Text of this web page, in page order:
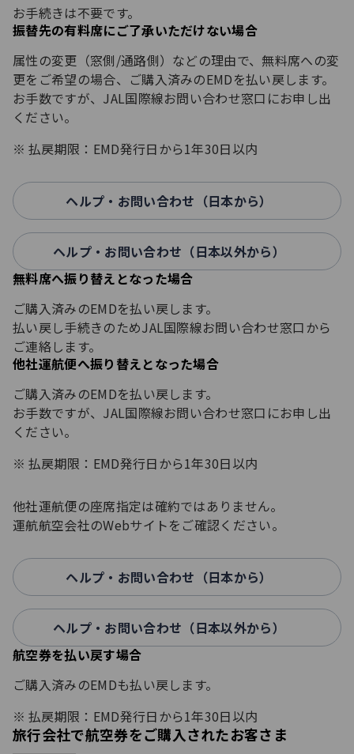
お手続きは不要です。
振替先の有料席にご了承いただけない場合
属性の変更（窓側/通路側）などの理由で、無料席への変
更をご希望の場合、ご購入済みのEMDを払い戻します。
お手数ですが、JAL国際線お問い合わせ窓口にお申し出
ください。
払戻期限：EMD発行日から1年30日以内
ヘルプ・お問い合わせ（日本から）
ヘルプ・お問い合わせ（日本以外から）
無料席へ振り替えとなった場合
ご購入済みのEMDを払い戻します。
払い戻し手続きのためJAL国際線お問い合わせ窓口から
ご連絡します。
他社運航便へ振り替えとなった場合
ご購入済みのEMDを払い戻します。
お手数ですが、JAL国際線お問い合わせ窓口にお申し出
ください。
払戻期限：EMD発行日から1年30日以内
他社運航便の座席指定は確約ではありません。
運航航空会社のWebサイトをご確認ください。
ヘルプ・お問い合わせ（日本から）
ヘルプ・お問い合わせ（日本以外から）
航空券を払い戻す場合
ご購入済みのEMDも払い戻します。
払戻期限：EMD発行日から1年30日以内
旅行会社で航空券をご購入されたお客さま